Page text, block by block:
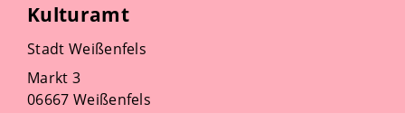
Kulturamt
Stadt Weißenfels
Markt 3
06667 Weißenfels